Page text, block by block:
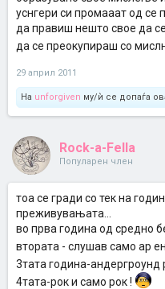
уснгери си промааат од се
да правиш нешто свое да
да се преокупираш со
29 април 2011
На unforgiven му/ѝ се допаѓа
Rock-a-Fella
Популарен член
тоа се гради со тек на
преживувањата...
во прва година од средно
втората - слушав само ар
3тата година-андергроунд
4тата-рок и само рок !